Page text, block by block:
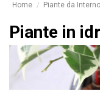
Home Piante da Interno
Piante in